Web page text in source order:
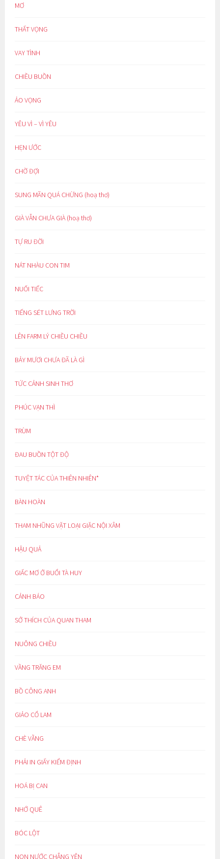
MƠ
THẤT VỌNG
VAY TÌNH
CHIỀU BUỒN
ẢO VỌNG
YÊU VÌ – VÌ YÊU
HẸN ƯỚC
CHỜ ĐỢI
SUNG MÃN QUÁ CHỪNG (hoạ thơ)
GIÀ VẪN CHƯA GIÀ (hoạ thơ)
TỰ RU ĐỜI
NÁT NHÀU CON TIM
NUỐI TIẾC
TIẾNG SÉT LƯNG TRỜI
LÊN FARM LÝ CHIỀU CHIỀU
BẢY MƯƠI CHƯA ĐÃ LÀ GÌ
TỨC CẢNH SINH THƠ
PHÚC VẠN THÌ
TRÙM
ĐAU BUỒN TỘT ĐỘ
TUYỆT TÁC CỦA THIÊN NHIÊN*
BÀN HOÀN
THAM NHŨNG VẶT LOẠI GIẶC NỘI XÂM
HẬU QUẢ
GIẤC MƠ Ở BUỔI TÀ HUY
CẢNH BÁO
SỞ THÍCH CỦA QUAN THAM
NUÔNG CHIỀU
VẦNG TRĂNG EM
BỒ CÔNG ANH
GIẢO CỔ LAM
CHÈ VẰNG
PHẢI IN GIẤY KIỂM ĐỊNH
HOÁ BỊ CAN
NHỚ QUÊ
BÓC LỘT
NON NƯỚC CHẲNG YÊN